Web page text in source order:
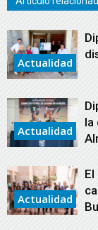
Actualidad
Actualidad
la
Actualidad